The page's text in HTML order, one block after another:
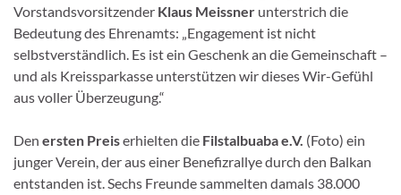
Vorstandsvorsitzender Klaus Meissner unterstrich die
Bedeutung des Ehrenamts: „Engagement ist nicht
selbstverständlich. Es ist ein Geschenk an die Gemeinschaft –
und als Kreissparkasse unterstützen wir dieses Wir-Gefühl
aus voller Überzeugung.“
Den ersten Preiserhielten die Filstalbuaba e.V. (Foto) ein
junger Verein, der aus einer Benefizrallye durch den Balkan
entstanden ist. Sechs Freunde sammelten damals 38.000